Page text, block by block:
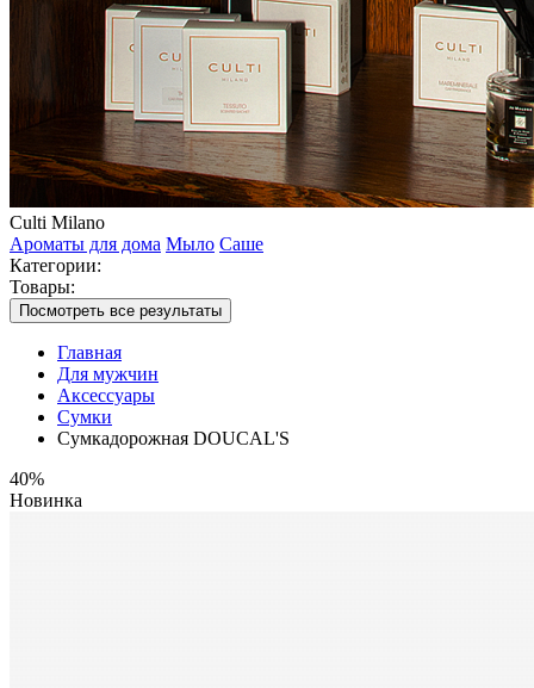
Culti Milano
Ароматы для дома Мыло Саше
Категории:
Товары:
Посмотреть все результаты
Главная
Для мужчин
Аксессуары
Сумки
Сумкадорожная DOUCAL'S
40%
Новинка